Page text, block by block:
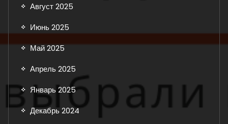
Август 2025
Июнь 2025
Май 2025
Апрель 2025
Январь 2025
Декабрь 2024